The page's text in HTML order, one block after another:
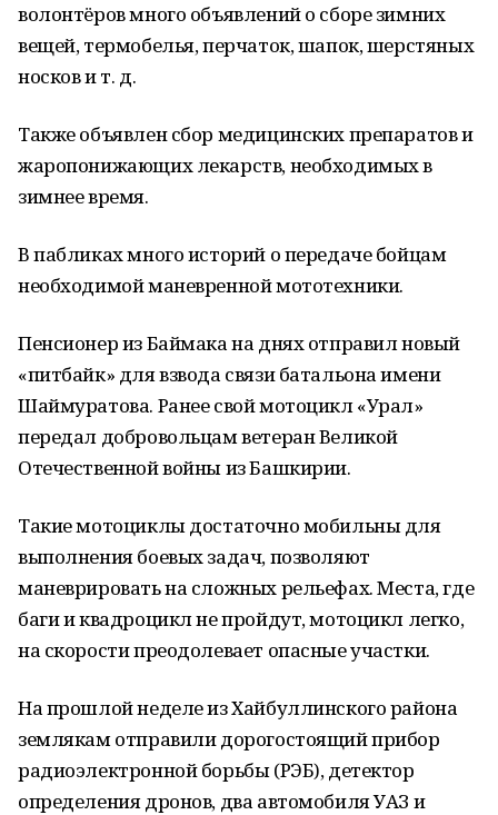
волонтёров много объявлений о сборе зимних
вещей, термобелья, перчаток, шапок, шерстяных
носков и т. д.
Также объявлен сбор медицинских препаратов и
жаропонижающих лекарств, необходимых в
зимнее время.
В пабликах много историй о передаче бойцам
необходимой маневренной мототехники.
Пенсионер из Баймака на днях отправил новый
«питбайк» для взвода связи батальона имени
Шаймуратова. Ранее свой мотоцикл «Урал»
передал добровольцам ветеран Великой
Отечественной войны из Башкирии.
Такие мотоциклы достаточно мобильны для
выполнения боевых задач, позволяют
маневрировать на сложных рельефах. Места, где
баги и квадроцикл не пройдут, мотоцикл легко,
на скорости преодолевает опасные участки.
На прошлой неделе из Хайбуллинского района
землякам отправили дорогостоящий прибор
радиоэлектронной борьбы (РЭБ), детектор
определения дронов, два автомобиля УАЗ и